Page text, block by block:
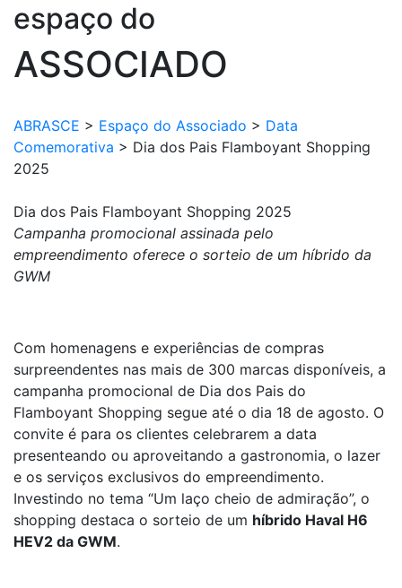
espaço do
ASSOCIADO
ABRASCE > Espaço do Associado > Data
Comemorativa > Dia dos Pais Flamboyant Shopping
2025
Dia dos Pais Flamboyant Shopping 2025
Campanha promocional assinada pelo
empreendimento oferece o sorteio de um híbrido da
GWM
Com homenagens e experiências de compras
surpreendentes nas mais de 300 marcas disponíveis, a
campanha promocional de Dia dos Pais do
Flamboyant Shopping segue até o dia 18 de agosto. O
convite é para os clientes celebrarem a data
presenteando ou aproveitando a gastronomia, o lazer
e os serviços exclusivos do empreendimento.
Investindo no tema “Um laço cheio de admiração”, o
shopping destaca o sorteio de um híbrido Haval H6
HEV2 da GWM.